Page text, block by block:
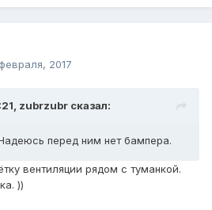
2017
zubrzubr сказал:
перед ним нет бампера.
вентиляции рядом с туманкой.
))